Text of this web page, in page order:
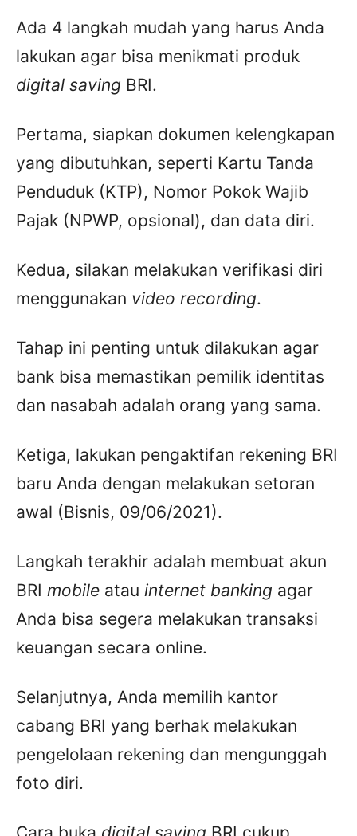
Ada 4 langkah mudah yang harus Anda
lakukan agar bisa menikmati produk
digital saving BRI.
Pertama, siapkan dokumen kelengkapan
yang dibutuhkan, seperti Kartu Tanda
Penduduk (KTP), Nomor Pokok Wajib
Pajak (NPWP, opsional), dan data diri.
Kedua, silakan melakukan verifikasi diri
menggunakan video recording.
Tahap ini penting untuk dilakukan agar
bank bisa memastikan pemilik identitas
dan nasabah adalah orang yang sama.
Ketiga, lakukan pengaktifan rekening BRI
baru Anda dengan melakukan setoran
awal (Bisnis, 09/06/2021).
Langkah terakhir adalah membuat akun
BRI mobile atau internet banking agar
Anda bisa segera melakukan transaksi
keuangan secara online.
Selanjutnya, Anda memilih kantor
cabang BRI yang berhak melakukan
pengelolaan rekening dan mengunggah
foto diri.